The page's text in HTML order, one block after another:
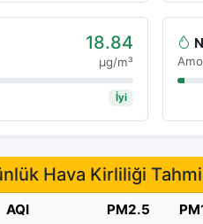
18.84
μg/m³
İyi
Hava Kirliliği
AQI PM2.5